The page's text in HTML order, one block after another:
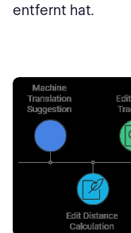
entfernt hat.